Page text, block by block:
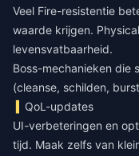
Veel Fire-resistentie
waarde krijgen.
levensvatbaarheid.
Boss-mechanieken die
(cleanse, schilden,
QoL-updates
UI-verbeteringen en
tijd. Maak zelfs van